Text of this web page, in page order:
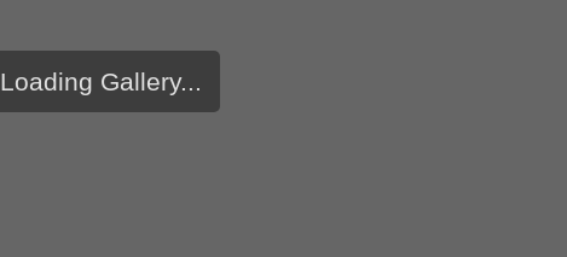
Loading Gallery...